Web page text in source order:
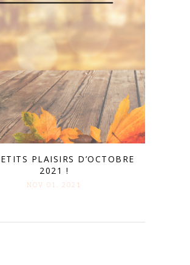
PLAISIRS D’OCTOBRE
2021 !
NOV 01. 2021